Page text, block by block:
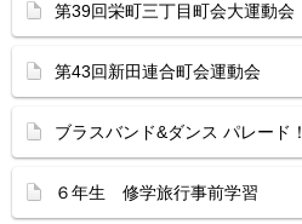
第39回栄町三丁目町会大運動会
第43回新田連合町会運動会
ブラスバンド&ダンス パレード！
６年生 修学旅行事前学習